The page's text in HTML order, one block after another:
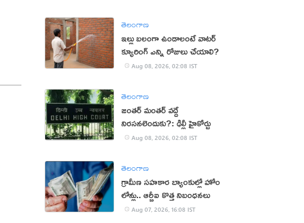
తెలంగాణ
ఇల్లు బలంగా ఉండాలంటే వాటర్
క్యూరింగ్ ఎన్ని రోజులు చేయాలి?
Aug 08, 2026, 02:08 IST
తెలంగాణ
జంతర్ మంతర్ వద్దే
నిరసనలెందుకు?: ఢిల్లీ హైకోర్టు
Aug 08, 2026, 02:08 IST
తెలంగాణ
గ్రామీణ సహకార బ్యాంకుల్లో హోం
లోన్లు.. ఆర్బీఐ కొత్త నిబంధనలు
Aug 07, 2026, 16:08 IST